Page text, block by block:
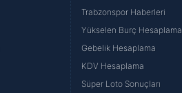
Trabzonspor Haberleri
Yükselen Burç Hesaplama
Gebelik Hesaplama
KDV Hesaplama
Süper Loto Sonuçları